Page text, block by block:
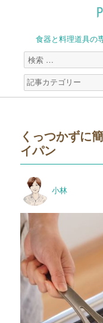
食器と料理道具の
検
索
対
象:
くっつかずに
イパン
稿
小林稿